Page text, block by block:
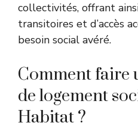
collectivités, offrant
transitoires et d’accès
besoin social avéré.
Comment faire
de logement
Habitat ?